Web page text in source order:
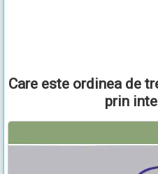
Care este ordinea de
prin